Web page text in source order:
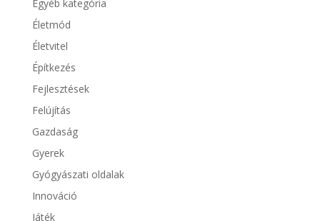
Egyéb kategória
Életmód
Életvitel
Építkezés
Fejlesztések
Felújítás
Gazdaság
Gyerek
Gyógyászati oldalak
Innováció
Játék